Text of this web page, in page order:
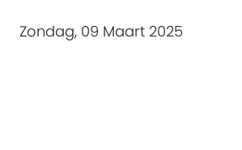
Zondag, 09 Maart 2025